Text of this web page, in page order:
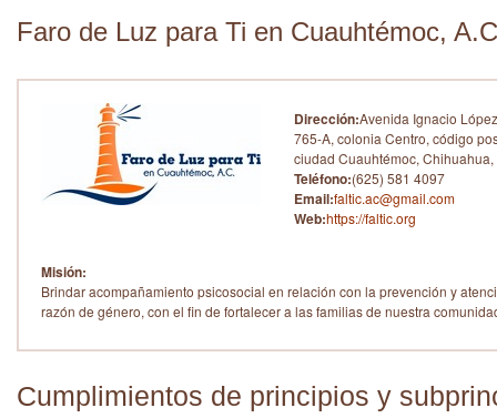
Faro de Luz para Ti en Cuauhtémoc,
Dirección:Avenida Ignacio
765-A, colonia Centro, código
ciudad Cuauhtémoc, Chihuahua,
Teléfono:(625) 581 4097
Email:faltic.ac@gmail.com
Web:https://faltic.org
Misión:
Brindar acompañamiento psicosocial en relación con la prevención y
razón de género, con el fin de fortalecer a las familias de nuestra
Cumplimientos de principios y